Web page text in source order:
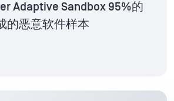
Adaptive Sandbox 95%的
的恶意软件样本